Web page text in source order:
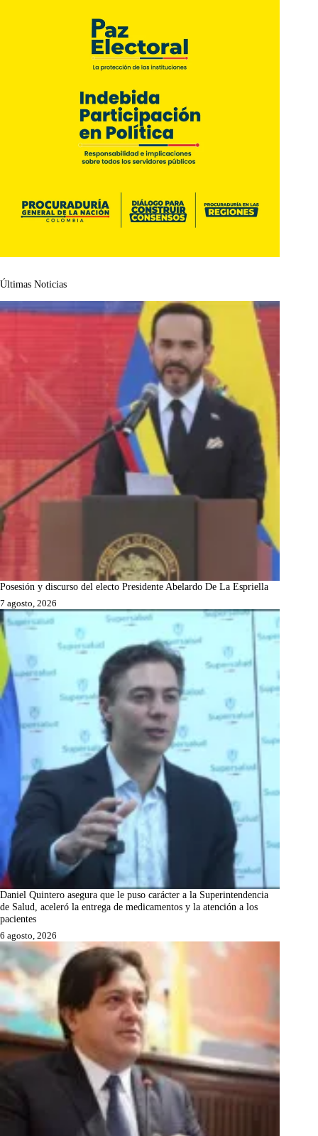
Últimas Noticias
Posesión y discurso del electo Presidente Abelardo De La Espriella
7 agosto, 2026
Daniel Quintero asegura que le puso carácter a la Superintendencia
de Salud, aceleró la entrega de medicamentos y la atención a los
pacientes
6 agosto, 2026